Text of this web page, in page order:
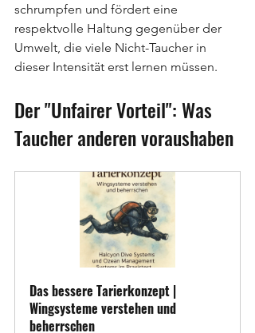
schrumpfen und fördert eine
respektvolle Haltung gegenüber der
Umwelt, die viele Nicht-Taucher in
dieser Intensität erst lernen müssen.
Der "Unfairer Vorteil": Was
Taucher anderen voraushaben
Das bessere Tarierkonzept |
Wingsysteme verstehen und
beherrschen